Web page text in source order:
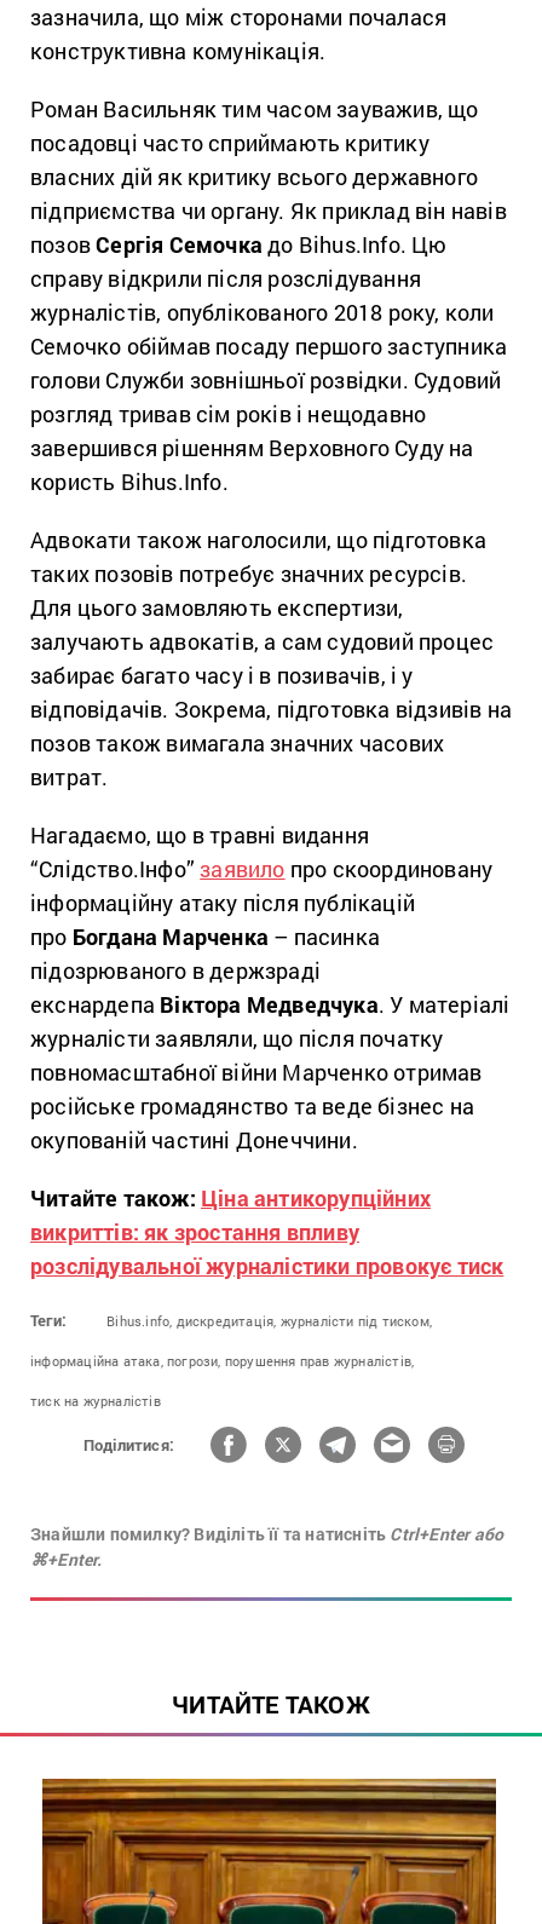
зазначила, що між сторонами почалася
конструктивна комунікація.
Роман Васильняк тим часом зауважив, що
посадовці часто сприймають критику
власних дій як критику всього державного
підприємства чи органу. Як приклад він навів
позовСергія Семочка до Bihus.Info. Цю
справу відкрили після розслідування
журналістів, опублікованого 2018 року, коли
Семочко обіймав посаду першого заступника
голови Служби зовнішньої розвідки. Судовий
розгляд тривав сім років і нещодавно
завершився рішенням Верховного Суду на
користь Bihus.Info.
Адвокати також наголосили, що підготовка
таких позовів потребує значних ресурсів.
Для цього замовляють експертизи,
залучають адвокатів, а сам судовий процес
забирає багато часу і в позивачів, і у
відповідачів. Зокрема, підготовка відзивів на
позов також вимагала значних часових
витрат.
Нагадаємо, що в травні видання
“Слідство.Інфо”заявило про скоординовану
інформаційну атаку після публікацій
про Богдана Марченка – пасинка
підозрюваного в держзраді
екснардепа Віктора Медведчука. У матеріалі
журналісти заявляли, що після початку
повномасштабної війни Марченко отримав
російське громадянство та веде бізнес на
окупованій частині Донеччини.
Читайте також: Ціна антикорупційних
викриттів: як зростання впливу
розслідувальної журналістики провокує тиск
Теги: Bihus.info, дискредитація, журналісти під тиском,
інформаційна атака, погрози, порушення прав журналістів,
тиск на журналістів
Поділитися:
Знайшли помилку? Виділіть її та натисніть Ctrl+Enter або
⌘+Enter.
ЧИТАЙТЕ ТАКОЖ